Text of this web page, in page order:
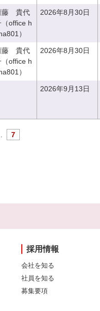
藤 貴代
（office h
）
2026年8月30日
藤 貴代
（office h
）
2026年8月30日
2026年9月13日
7
採用情報
会社を知る
社員を知る
募集要項